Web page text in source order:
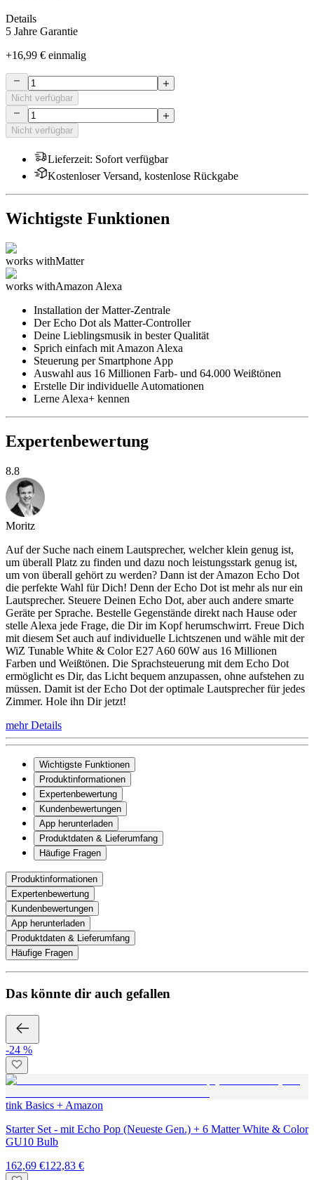
Details
5 Jahre Garantie
+16,99 € einmalig
Nicht verfügbar
Nicht verfügbar
Lieferzeit: Sofort verfügbar
Kostenloser Versand, kostenlose Rückgabe
Wichtigste Funktionen
works withMatter
works withAmazon Alexa
Installation der Matter-Zentrale
Der Echo Dot als Matter-Controller
Deine Lieblingsmusik in bester Qualität
Sprich einfach mit Amazon Alexa
Steuerung per Smartphone App
Auswahl aus 16 Millionen Farb- und 64.000 Weißtönen
Erstelle Dir individuelle Automationen
Lerne Alexa+ kennen
Expertenbewertung
8.8
Moritz
Auf der Suche nach einem Lautsprecher, welcher klein genug ist,
um überall Platz zu finden und dazu noch leistungsstark genug ist,
um von überall gehört zu werden? Dann ist der Amazon Echo Dot
die perfekte Wahl für Dich! Denn der Echo Dot ist mehr als nur ein
Lautsprecher. Steuere Deinen Echo Dot, aber auch andere smarte
Geräte per Sprache. Bestelle Gegenstände direkt nach Hause oder
stelle Alexa jede Frage, die Dir im Kopf herumschwirrt. Freue Dich
mit diesem Set auch auf individuelle Lichtszenen und wähle mit der
WiZ Tunable White & Color E27 A60 60W aus 16 Millionen
Farben und Weißtönen. Die Sprachsteuerung mit dem Echo Dot
ermöglicht es Dir, das Licht bequem anzupassen, ohne aufstehen zu
müssen. Damit ist der Echo Dot der optimale Lautsprecher für jedes
Zimmer. Hole ihn Dir jetzt!
mehr Details
Wichtigste Funktionen
Produktinformationen
Expertenbewertung
Kundenbewertungen
App herunterladen
Produktdaten & Lieferumfang
Häufige Fragen
Produktinformationen
Expertenbewertung
Kundenbewertungen
App herunterladen
Produktdaten & Lieferumfang
Häufige Fragen
Das könnte dir auch gefallen
-24 %
tink Basics + Amazon
Starter Set - mit Echo Pop (Neueste Gen.) + 6 Matter White & Color
GU10 Bulb
162,69 €122,83 €